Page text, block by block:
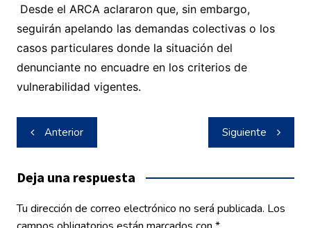
Desde el ARCA aclararon que, sin embargo,
seguirán apelando las demandas colectivas o los
casos particulares donde la situación del
denunciante no encuadre en los criterios de
vulnerabilidad vigentes.
Navegación
de
entradas
Anterior Siguiente
Deja una respuesta
Tu dirección de correo electrónico no será publicada. Los